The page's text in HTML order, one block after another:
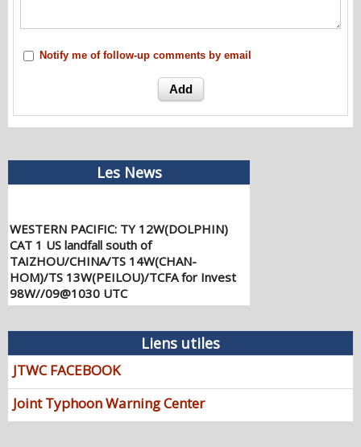
Notify me of follow-up comments by email
Les News
WESTERN PACIFIC: TY 12W(DOLPHIN)
CAT 1 US landfall south of
TAIZHOU/CHINA/TS 14W(CHAN-
HOM)/TS 13W(PEILOU)/TCFA for Invest
98W//09@1030 UTC
08/09/2026 -PATRICK HOAREAU
WESTERN PACIFIC: TY 12W(DOLPHIN)
CAT 2 US, the pinhole eye scrapes the
coast of NW OKINAWA,landfall in CHINA
forecast in approx 60h/TS 14W(CHAN
HOM)/Invests 97W & 98W//07@1030
UTC
Liens utiles
JTWC FACEBOOK
Joint Typhoon Warning Center